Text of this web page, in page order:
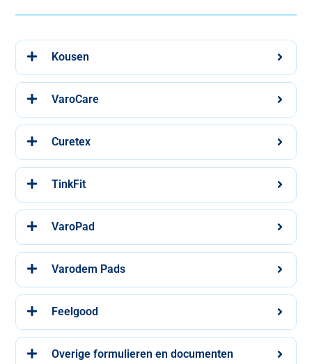
Kousen
VaroCare
Curetex
TinkFit
VaroPad
Varodem Pads
Feelgood
Overige formulieren en documenten